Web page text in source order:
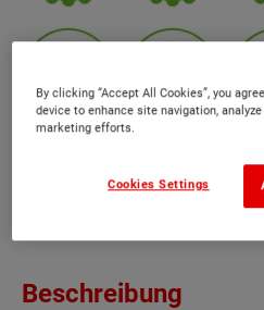
Beschreibung
By clicking “Accept All Cookies”, you
device to enhance site navigation,
marketing efforts.
Cookies Settings